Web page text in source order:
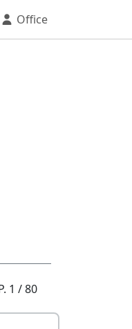
Office
1 / 80